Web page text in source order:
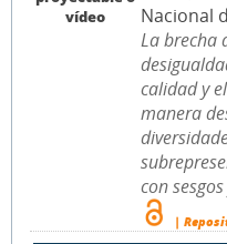
vídeo
Nacional
La brecha
calidad y
manera
con
|